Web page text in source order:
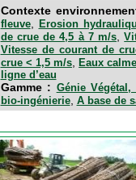
Contexte
fleuve,
Erosion
de crue de 4,5 à 7 m/s ,
Vitesse de courant de
crue < 1,5 m/s,Eaux
ligne d’eau
Gamme : Génie
bio-ingénierie, A base de